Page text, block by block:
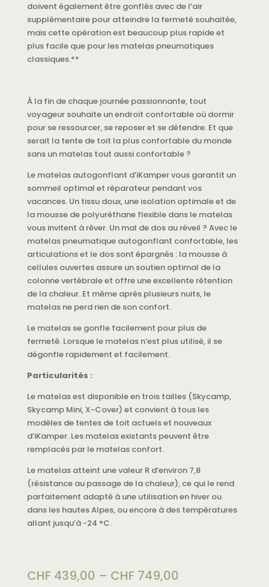
doivent également être gonflés avec de l’air
supplémentaire pour atteindre la fermeté souhaitée,
mais cette opération est beaucoup plus rapide et
plus facile que pour les matelas pneumatiques
classiques.**
À la fin de chaque journée passionnante, tout
voyageur souhaite un endroit confortable où dormir
pour se ressourcer, se reposer et se détendre. Et que
serait la tente de toit la plus confortable du monde
sans un matelas tout aussi confortable ?
Le matelas autogonflant d’iKamper vous garantit un
sommeil optimal et réparateur pendant vos
vacances. Un tissu doux, une isolation optimale et de
la mousse de polyuréthane flexible dans le matelas
vous invitent à rêver. Un mal de dos au réveil ? Avec le
matelas pneumatique autogonflant confortable, les
articulations et le dos sont épargnés : la mousse à
cellules ouvertes assure un soutien optimal de la
colonne vertébrale et offre une excellente rétention
de la chaleur. Et même après plusieurs nuits, le
matelas ne perd rien de son confort.
Le matelas se gonfle facilement pour plus de
fermeté. Lorsque le matelas n’est plus utilisé, il se
dégonfle rapidement et facilement.
Particularités :
Le matelas est disponible en trois tailles (Skycamp,
Skycamp Mini, X-Cover) et convient à tous les
modèles de tentes de toit actuels et nouveaux
d’iKamper. Les matelas existants peuvent être
remplacés par le matelas confort.
Le matelas atteint une valeur R d’environ 7,8
(résistance au passage de la chaleur), ce qui le rend
parfaitement adapté à une utilisation en hiver ou
dans les hautes Alpes, ou encore à des températures
allant jusqu’à -24 °C.
CHF 439,00 – CHF 749,00